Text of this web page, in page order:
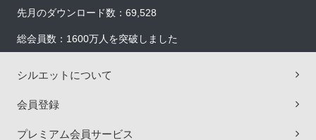
先月のダウンロード数：69,528
総会員数：1600万人を突破しました
シルエットについて
会員登録
プレミアム会員サービス